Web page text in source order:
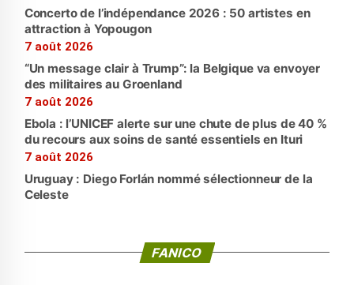
Concerto de l’indépendance 2026 : 50 artistes en
attraction à Yopougon
7 août 2026
“Un message clair à Trump”: la Belgique va envoyer
des militaires au Groenland
7 août 2026
Ebola : l’UNICEF alerte sur une chute de plus de 40 %
du recours aux soins de santé essentiels en Ituri
7 août 2026
Uruguay : Diego Forlán nommé sélectionneur de la
Celeste
FANICO